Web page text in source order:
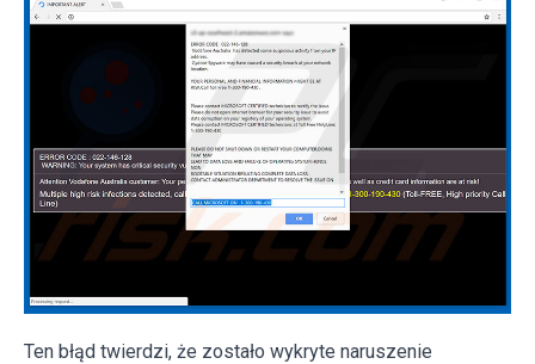
Ten błąd twierdzi, że ​​zostało wykryte naruszenie